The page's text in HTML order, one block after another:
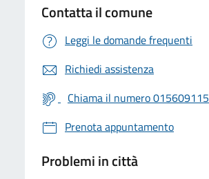
Contatta il comune
Leggi le domande frequenti
Richiedi assistenza
Chiama il numero 015609115
Prenota appuntamento
Problemi in città